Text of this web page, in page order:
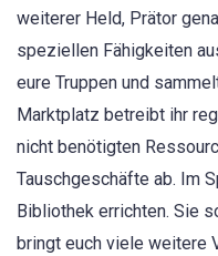
weiterer Held, Prätor
speziellen Fähigkeiten
eure Truppen und
Marktplatz betreibt ihr
nicht benötigten
Tauschgeschäfte ab. Im
Bibliothek errichten. Sie
bringt euch viele weitere